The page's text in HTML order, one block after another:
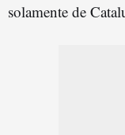
solamente de